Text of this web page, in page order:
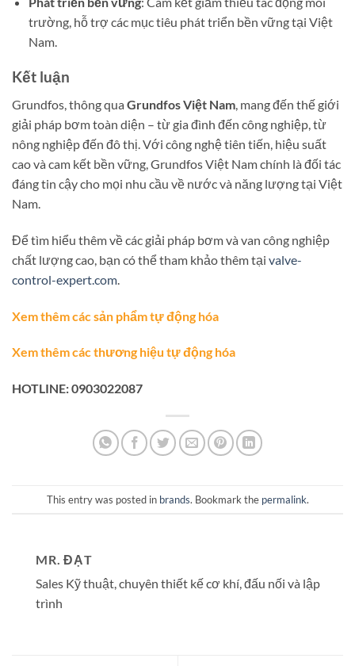
trường, hỗ trợ các mục tiêu phát triển bền vững tại Việt
Nam.
Kết luận
Grundfos, thông qua Grundfos Việt Nam, mang đến thế giới
giải pháp bơm toàn diện – từ gia đình đến công nghiệp, từ
nông nghiệp đến đô thị. Với công nghệ tiên tiến, hiệu suất
cao và cam kết bền vững, Grundfos Việt Nam chính là đối tác
đáng tin cậy cho mọi nhu cầu về nước và năng lượng tại Việt
Nam.
Để tìm hiểu thêm về các giải pháp bơm và van công nghiệp
chất lượng cao, bạn có thể tham khảo thêm tại valve-
control-expert.com
Xem thêm các sản phẩm tự động hóa
Xem thêm các thương hiệu tự động hóa
HOTLINE: 0903022087
This entry was posted in brands. Bookmark the permalink.
MR. ĐẠT
Sales Kỹ thuật, chuyên thiết kế cơ khí, đấu nối và lập
trình